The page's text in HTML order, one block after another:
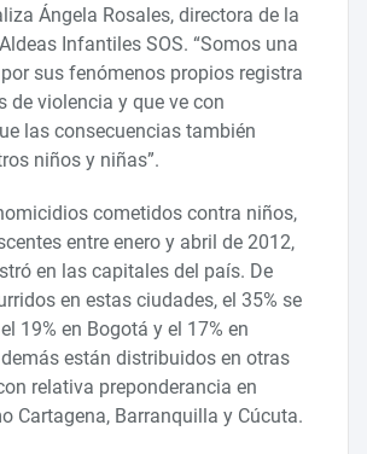
Ángela Rosales, directora de la
Infantiles SOS. “Somos una
sus fenómenos propios registra
de violencia y que ve con
las consecuencias también
niños y niñas”.
cometidos contra niños,
entre enero y abril de 2012,
en las capitales del país. De
en estas ciudades, el 35% se
19% en Bogotá y el 17% en
están distribuidos en otras
relativa preponderancia en
Cartagena, Barranquilla y Cúcuta.